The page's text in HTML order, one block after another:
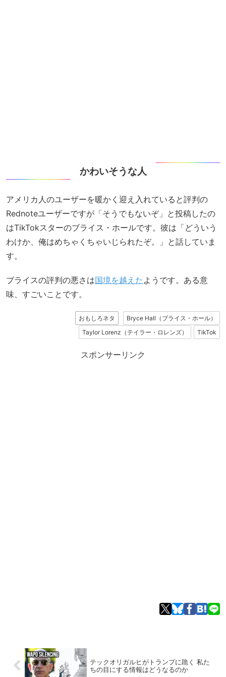
かわいそうな人
アメリカ人のユーザーを暖かく迎え入れていると評判の
Rednoteユーザーですが「そうでもないぞ」と投稿したの
はTikTokスターのブライス・ホールです。彼は「どういう
わけか、俺はめちゃくちゃいじられたぞ。」と話していま
す。
ブライスの評判の悪さは国境を越えた ようです。ある意
味、すごいことです。
おもしろネタ
Bryce Hall（ブライス・ホール）
Taylor Lorenz（テイラー・ロレンズ）
TikTok
スポンサーリンク
テックオリガルヒがトランプに跪く 私た
ちの目にする情報はどうなるのか